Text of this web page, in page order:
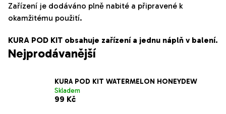
Zařízení je dodáváno plně nabité a připravené k
okamžitému použití.
KURA POD KIT obsahuje zařízení a jednu náplň v balení.
Nejprodávanější
KURA POD KIT WATERMELON HONEYDEW
Skladem
99 Kč